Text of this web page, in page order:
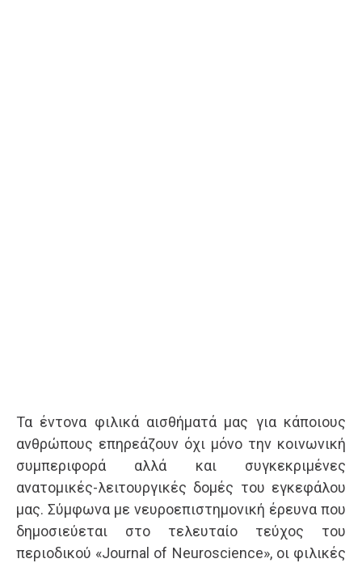
Τα έντονα φιλικά αισθήματά μας για κάποιους
ανθρώπους επηρεάζουν όχι μόνο την κοινωνική
συμπεριφορά αλλά και συγκεκριμένες
ανατομικές-λειτουργικές δομές του εγκεφάλου
μας. Σύμφωνα με νευροεπιστημονική έρευνα που
δημοσιεύεται στο τελευταίο τεύχος του
περιοδικού «Journal of Neuroscience», οι φιλικές